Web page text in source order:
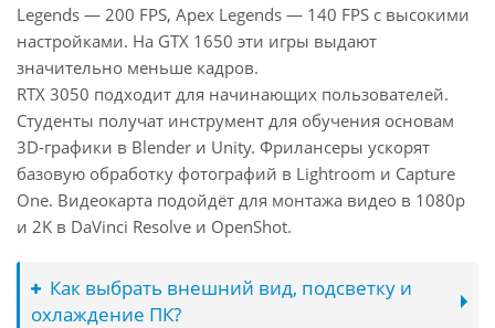
Legends — 200 FPS, Apex Legends — 140 FPS с высокими
настройками. На GTX 1650 эти игры выдают
значительно меньше кадров.
RTX 3050 подходит для начинающих пользователей.
Студенты получат инструмент для обучения основам
3D-графики в Blender и Unity. Фрилансеры ускорят
базовую обработку фотографий в Lightroom и Capture
One. Видеокарта подойдёт для монтажа видео в 1080p
и 2K в DaVinci Resolve и OpenShot.
Как выбрать внешний вид, подсветку и
охлаждение ПК?